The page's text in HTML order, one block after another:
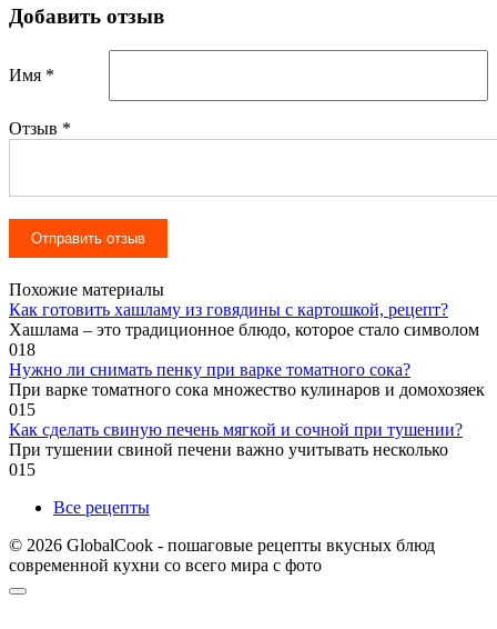
Добавить отзыв
Имя *
Отзыв *
Похожие материалы
Как готовить хашламу из говядины с картошкой, рецепт?
Хашлама – это традиционное блюдо, которое стало символом
018
Нужно ли снимать пенку при варке томатного сока?
При варке томатного сока множество кулинаров и домохозяек
015
Как сделать свиную печень мягкой и сочной при тушении?
При тушении свиной печени важно учитывать несколько
015
Все рецепты
© 2026 GlobalCook - пошаговые рецепты вкусных блюд
современной кухни со всего мира с фото